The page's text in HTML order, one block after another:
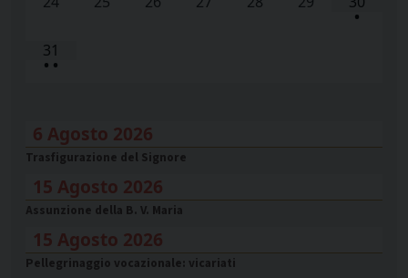
•
31
• •
6 Agosto 2026
Trasfigurazione del Signore
15 Agosto 2026
Assunzione della B. V. Maria
15 Agosto 2026
Pellegrinaggio vocazionale: vicariati